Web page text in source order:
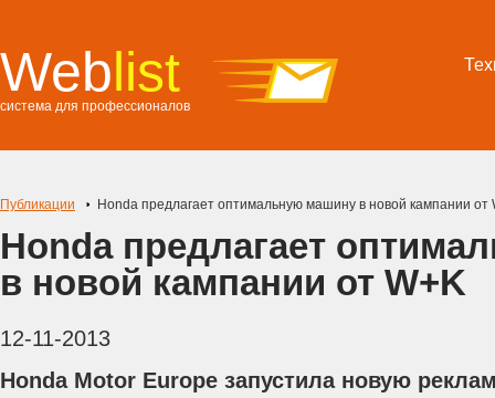
Weblist
система для профессионалов
Публикации Honda предлагает оптимальную машину в новой кампании от
Honda предлагает
в новой кампании от W+K
12-11-2013
Honda Motor Europe запустила новую